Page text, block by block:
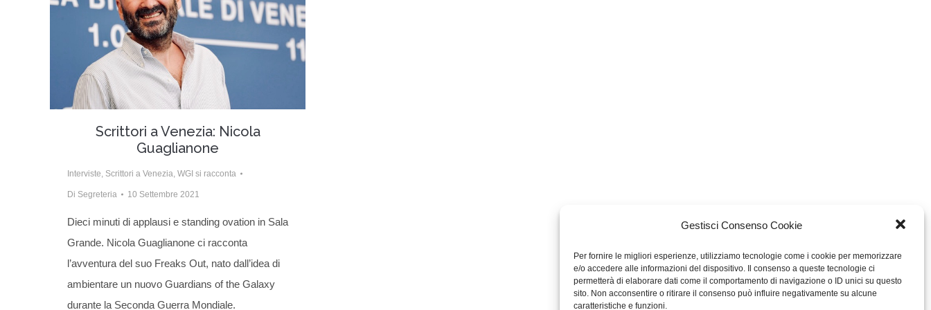
Gestisci Consenso Cookie
Per fornire le migliori esperienze, utilizziamo tecnologie come i cookie per memorizzare
e/o accedere alle informazioni del dispositivo. Il consenso a queste tecnologie ci
permetterà di elaborare dati come il comportamento di navigazione o ID unici su questo
sito. Non acconsentire o ritirare il consenso può influire negativamente su alcune
caratteristiche e funzioni.
Scrittori a Venezia: Nicola
Guaglianone
Interviste, Scrittori a Venezia, WGI si racconta
Di Segreteria 10 Settembre 2021
Dieci minuti di applausi e standing ovation in Sala
Grande. Nicola Guaglianone ci racconta
l’avventura del suo Freaks Out, nato dall’idea di
ambientare un nuovo Guardians of the Galaxy
durante la Seconda Guerra Mondiale.